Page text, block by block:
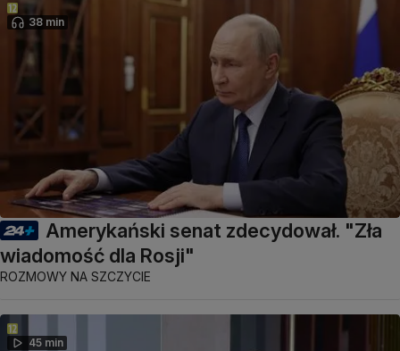
38 min
Amerykański senat zdecydował. "Zła
wiadomość dla Rosji"
ROZMOWY NA SZCZYCIE
45 min